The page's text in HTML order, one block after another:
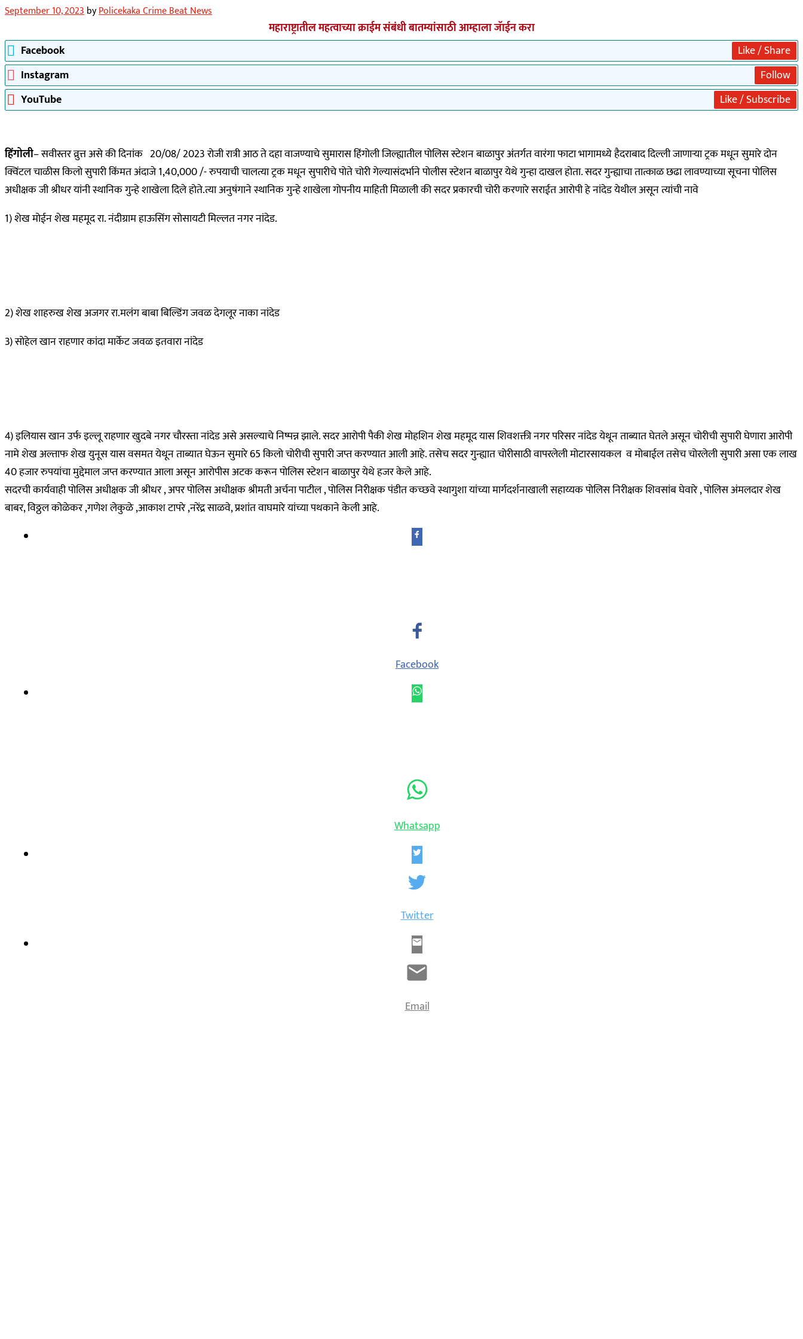
September 10, 2023byPolicekaka Crime Beat News
महाराष्ट्रातील महत्वाच्या क्राईम संबंधी बातम्यांसाठी आम्हाला जॅाईन करा
Facebook
Like / Share
Instagram
Follow
YouTube
Like / Subscribe
हिंगोली– सवीस्तर व्रुत्त असे की दिनांक 20/08/ 2023 रोजी रात्री आठ ते दहा वाजण्याचे सुमारास हिंगोली जिल्ह्यातील पोलिस स्टेशन बाळापुर अंतर्गत वारंगा फाटा भागामध्ये हैदराबाद दिल्ली जाणाऱ्या ट्रक मधून सुमारे दोन
क्विंटल चाळीस किलो सुपारी किंमत अंदाजे 1,40,000 /- रुपयाची चालत्या ट्रक मधून सुपारीचे पोते चोरी गेल्यासंदर्भाने पोलीस स्टेशन बाळापुर येथे गुन्हा दाखल होता. सदर गुन्ह्याचा तात्काळ छढा लावण्याच्या सूचना पोलिस
अधीक्षक जी श्रीधर यांनी स्थानिक गुन्हे शाखेला दिले होते.त्या अनुषंगाने स्थानिक गुन्हे शाखेला गोपनीय माहिती मिळाली की सदर प्रकारची चोरी करणारे सराईत आरोपी हे नांदेड येथील असून त्यांची नावे
1) शेख मोईन शेख महमूद रा. नंदीग्राम हाऊसिंग सोसायटी मिल्लत नगर नांदेड.
2) शेख शाहरुख शेख अजगर रा.मलंग बाबा बिल्डिंग जवळ देगलूर नाका नांदेड
3) सोहेल खान राहणार कांदा मार्केट जवळ इतवारा नांदेड
4) इलियास खान उर्फ इल्लू राहणार खुदबे नगर चौरस्ता नांदेड असे असल्याचे निष्पन्न झाले. सदर आरोपी पैकी शेख मोहशिन शेख महमूद यास शिवशक्ती नगर परिसर नांदेड येथून ताब्यात घेतले असून चोरीची सुपारी घेणारा आरोपी
नामे शेख अल्ताफ शेख युनूस यास वसमत येथून ताब्यात घेऊन सुमारे 65 किलो चोरीची सुपारी जप्त करण्यात आली आहे. तसेच सदर गुन्ह्यात चोरीसाठी वापरलेली मोटारसायकल व मोबाईल तसेच चोरलेली सुपारी असा एक लाख
40 हजार रुपयांचा मुद्देमाल जप्त करण्यात आला असून आरोपीस अटक करून पोलिस स्टेशन बाळापुर येथे हजर केले आहे.
सदरची कार्यवाही पोलिस अधीक्षक जी श्रीधर , अपर पोलिस अधीक्षक श्रीमती अर्चना पाटील , पोलिस निरीक्षक पंडीत कच्छवे स्थागुशा यांच्या मार्गदर्शनाखाली सहाय्यक पोलिस निरीक्षक शिवसांब घेवारे , पोलिस अंमलदार शेख
बाबर, विठ्ठल कोळेकर ,गणेश लेकुळे ,आकाश टापरे ,नरेंद्र साळवे, प्रशांत वाघमारे यांच्या पथकाने केली आहे.
Facebook
Whatsapp
Twitter
Email